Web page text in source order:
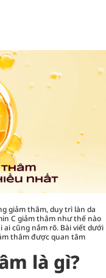
giảm thâm, duy trì làn da
C giảm thâm như thế nào
cũng nắm rõ. Bài viết dưới
thâm được quan tâm
là gì?